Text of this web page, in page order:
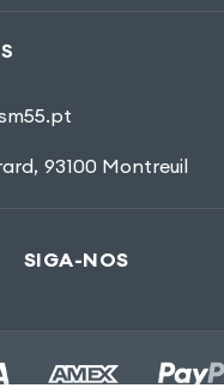
, 93100 Montreuil
SIGA-NOS